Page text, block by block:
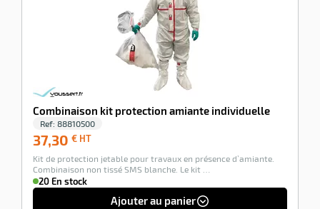
Combinaison kit protection amiante individuelle
Ref: 88810500
37,30 € HT
HT
Kit de protection jetable pour travaux en présence d’amiante.
Combinaison non tissé SMS blanche. Le kit …
20 En stock
Ajouter au panier